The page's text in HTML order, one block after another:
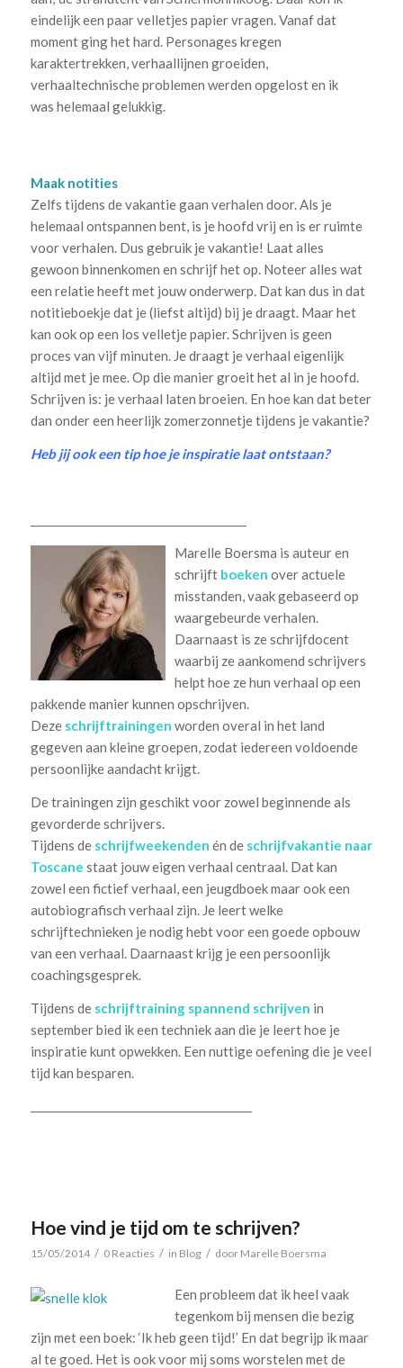
eindelijk een paar velletjes papier vragen. Vanaf dat
moment ging het hard. Personages kregen
karaktertrekken, verhaallijnen groeiden,
verhaaltechnische problemen werden opgelost en ik
was helemaal gelukkig.
Maak notities
Zelfs tijdens de vakantie gaan verhalen door. Als je
helemaal ontspannen bent, is je hoofd vrij en is er ruimte
voor verhalen. Dus gebruik je vakantie! Laat alles
gewoon binnenkomen en schrijf het op. Noteer alles wat
een relatie heeft met jouw onderwerp. Dat kan dus in dat
notitieboekje dat je (liefst altijd) bij je draagt. Maar het
kan ook op een los velletje papier. Schrijven is geen
proces van vijf minuten. Je draagt je verhaal eigenlijk
altijd met je mee. Op die manier groeit het al in je hoofd.
Schrijven is: je verhaal laten broeien. En hoe kan dat beter
dan onder een heerlijk zomerzonnetje tijdens je vakantie?
Heb jij ook een tip hoe je inspiratie laat ontstaan?
Marelle Boersma is auteur en
schrijft boeken over actuele
misstanden, vaak gebaseerd op
waargebeurde verhalen.
Daarnaast is ze schrijfdocent
waarbij ze aankomend schrijvers
helpt hoe ze hun verhaal op een
pakkende manier kunnen opschrijven.
Deze schrijftrainingen worden overal in het land
gegeven aan kleine groepen, zodat iedereen voldoende
persoonlijke aandacht krijgt.
De trainingen zijn geschikt voor zowel beginnende als
gevorderde schrijvers.
Tijdens de schrijfweekenden én de schrijfvakantie naar
Toscane staat jouw eigen verhaal centraal. Dat kan
zowel een fictief verhaal, een jeugdboek maar ook een
autobiografisch verhaal zijn. Je leert welke
schrijftechnieken je nodig hebt voor een goede opbouw
van een verhaal. Daarnaast krijg je een persoonlijk
coachingsgesprek.
Tijdens de schrijftraining spannend schrijven in
september bied ik een techniek aan die je leert hoe je
inspiratie kunt opwekken. Een nuttige oefening die je veel
tijd kan besparen.
Hoe vind je tijd om te schrijven?
15/05/2014 / 0 Reacties / in Blog / door Marelle Boersma
Een probleem dat ik heel vaak
tegenkom bij mensen die bezig
zijn met een boek: ‘Ik heb geen tijd!’ En dat begrijp ik maar
al te goed. Het is ook voor mij soms worstelen met de